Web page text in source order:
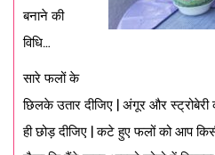
बनाने की
विधि…
सारे फलों के
छिलके उतार दीजिए | अंगूर और
ही छोड़ दीजिए | कटे हुए फलों को आप